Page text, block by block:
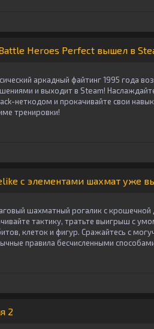
Heroes Perfect вышел в
аркадный файтинг 1995 года
и выходит в Steam!
неткодом и прокачивайте свои
тренировки!
с элементами шахмат уже
шахматный рогалик с крошечной
тактику, тратьте выигрыш с
клеток и фигур. Сражайтесь с
правила бесчисленными
2